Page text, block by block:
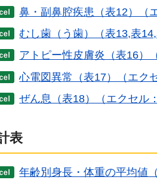
鼻・副鼻腔疾患（表12）（
むし歯（う歯）（表13,表
アトピー性皮膚炎（表16）
心電図異常（表17）（エク
ぜん息（表18）（エクセル
表
年齢別身長・体重の平均値